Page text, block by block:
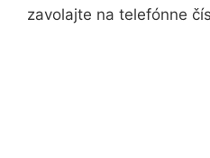
zavolajte na telefónne